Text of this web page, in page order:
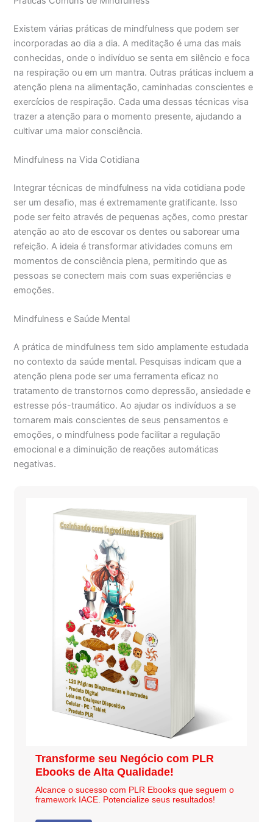
Existem várias práticas de mindfulness que podem ser
incorporadas ao dia a dia. A meditação é uma das mais
conhecidas, onde o indivíduo se senta em silêncio e foca
na respiração ou em um mantra. Outras práticas incluem a
atenção plena na alimentação, caminhadas conscientes e
exercícios de respiração. Cada uma dessas técnicas visa
trazer a atenção para o momento presente, ajudando a
cultivar uma maior consciência.
Mindfulness na Vida Cotidiana
Integrar técnicas de mindfulness na vida cotidiana pode
ser um desafio, mas é extremamente gratificante. Isso
pode ser feito através de pequenas ações, como prestar
atenção ao ato de escovar os dentes ou saborear uma
refeição. A ideia é transformar atividades comuns em
momentos de consciência plena, permitindo que as
pessoas se conectem mais com suas experiências e
emoções.
Mindfulness e Saúde Mental
A prática de mindfulness tem sido amplamente estudada
no contexto da saúde mental. Pesquisas indicam que a
atenção plena pode ser uma ferramenta eficaz no
tratamento de transtornos como depressão, ansiedade e
estresse pós-traumático. Ao ajudar os indivíduos a se
tornarem mais conscientes de seus pensamentos e
emoções, o mindfulness pode facilitar a regulação
emocional e a diminuição de reações automáticas
negativas.
Transforme seu Negócio com PLR
Ebooks de Alta Qualidade!
Alcance o sucesso com PLR Ebooks que seguem o
framework IACE. Potencialize seus resultados!